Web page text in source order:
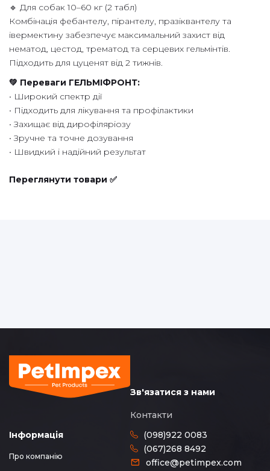
🔹 Для собак 10–60 кг (2 табл)
Комбінація фебантелу, пірантелу, празіквантелу та
івермектину забезпечує максимальний захист від
нематод, цестод, трематод та серцевих гельмінтів.
Підходить для цуценят від 2 тижнів.
💚 Переваги ГЕЛЬМІФРОНТ:
• Широкий спектр дії
• Підходить для лікування та профілактики
• Захищає від дирофіляріозу
• Зручне та точне дозування
• Швидкий і надійний результат
Переглянути товари ✅
Інформація
Про компанію
Зв'язатися з нами
Контакти
(098)922 0083
(067)268 8492
office@petimpex.com